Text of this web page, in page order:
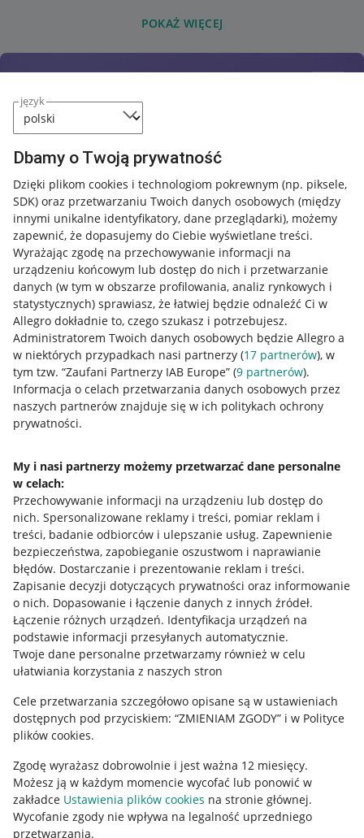
język
Dbamy o Twoją prywatność
Dzięki plikom cookies i technologiom pokrewnym (np. piksele,
SDK) oraz przetwarzaniu Twoich danych osobowych (między
innymi unikalne identyfikatory, dane przeglądarki), możemy
zapewnić, że dopasujemy do Ciebie wyświetlane treści.
Wyrażając zgodę na przechowywanie informacji na
urządzeniu końcowym lub dostęp do nich i przetwarzanie
danych (w tym w obszarze profilowania, analiz rynkowych i
statystycznych) sprawiasz, że łatwiej będzie odnaleźć Ci w
Allegro dokładnie to, czego szukasz i potrzebujesz.
Administratorem Twoich danych osobowych będzie Allegro a
w niektórych przypadkach nasi partnerzy (17 partnerów), w
tym tzw. “Zaufani Partnerzy IAB Europe” (9 partnerów).
Informacja o celach przetwarzania danych osobowych przez
naszych partnerów znajduje się w ich politykach ochrony
prywatności.
My i nasi partnerzy możemy przetwarzać dane personalne
w celach:
Przechowywanie informacji na urządzeniu lub dostęp do
nich. Spersonalizowane reklamy i treści, pomiar reklam i
treści, badanie odbiorców i ulepszanie usług. Zapewnienie
bezpieczeństwa, zapobieganie oszustwom i naprawianie
błędów. Dostarczanie i prezentowanie reklam i treści.
Zapisanie decyzji dotyczących prywatności oraz informowanie
o nich. Dopasowanie i łączenie danych z innych źródeł.
Łączenie różnych urządzeń. Identyfikacja urządzeń na
podstawie informacji przesyłanych automatycznie.
Twoje dane personalne przetwarzamy również w celu
ułatwiania korzystania z naszych stron
Cele przetwarzania szczegółowo opisane są w ustawieniach
dostępnych pod przyciskiem: “ZMIENIAM ZGODY” i w Polityce
plików cookies.
Zgodę wyrażasz dobrowolnie i jest ważna 12 miesięcy.
Możesz ją w każdym momencie wycofać lub ponowić w
zakładce Ustawienia plików cookies na stronie głównej.
Wycofanie zgody nie wpływa na legalność uprzedniego
przetwarzania.
POKAŻ WIĘCEJ
Przydatne informacje
Jak to działa
Allegro Gadane dla sprzedających
Allegro Gadane dla kupujących
Mapa miejscowości
Informacje prawne
Regulamin
Polityka plików "cookies"
Ustawienia plików "cookies"
Udostępnianie lokalizacji
Informacje dla Aktu o Usługach Cyfrowych
Pobierz aplikację